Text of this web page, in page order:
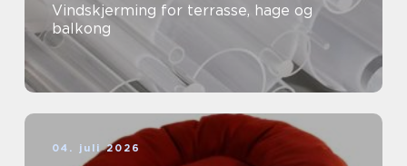
Vindskjerming for terrasse, hage og
balkong
04. juli 2026